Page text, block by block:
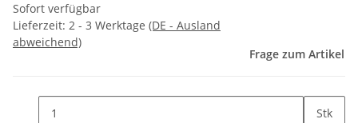
Sofort verfügbar
Lieferzeit: 2 - 3 Werktage (DE - Ausland
abweichend)
Frage zum Artikel
Stk